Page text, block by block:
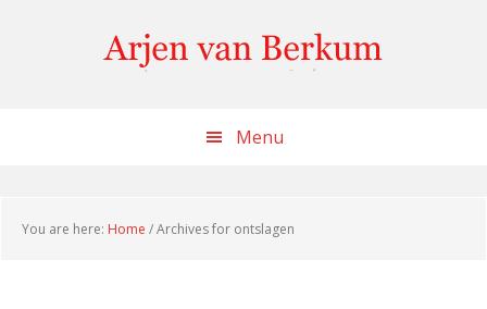
Menu
You are here: Home /Archives for ontslagen